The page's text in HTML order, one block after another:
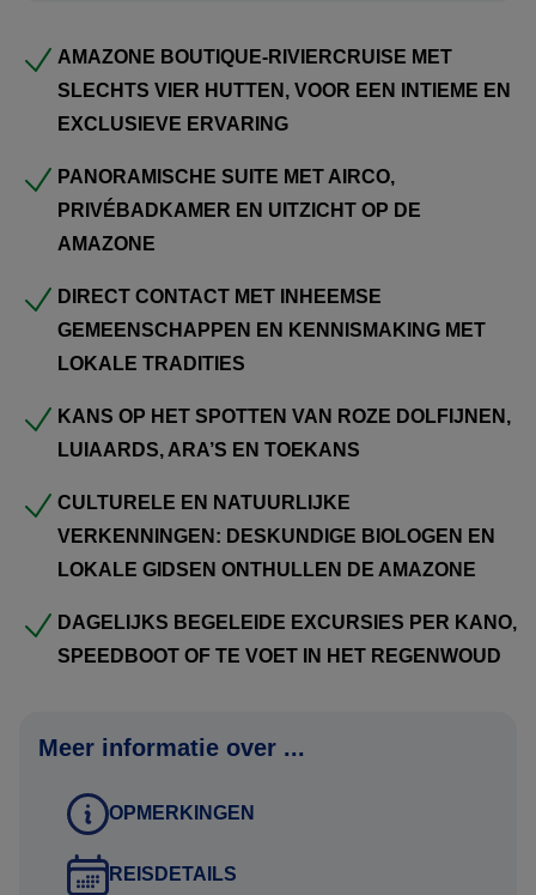
gemeenschappen, en bewonder roze rivierdolfijnen,
luiaards en exotische vogels – onder begeleiding van
deskundige natuurgidsen.
De Manakin staat garant voor een duurzame en intieme
reisbeleving, waarbij avontuur en comfort naadloos
samenkomen. Ideaal voor koppels, families of
vriendengroepen die de Amazone op superieure wijze
willen ontdekken.
Voor degenen die ultieme exclusiviteit zoeken, of ze nu in
Amazone-rivierboot biedt een exclusieve ontsnapping om
het Amazone-regenwoud te verkennen. Met een
toegewijde bemanning die aan elke behoefte voldoet,
kunnen activiteiten precies op de wensen van de groep
worden afgestemd. De Manakin is met opzet modulair
hutten worden omgebouwd om tot 4 bedden te bieden,
personen te accommoderen.
Boekingsprocedure:
AMAZONE BOUTIQUE-RIVIERCRUISE MET
SLECHTS VIER HUTTEN, VOOR EEN INTIEME EN
EXCLUSIEVE ERVARING
PANORAMISCHE SUITE MET AIRCO,
PRIVÉBADKAMER EN UITZICHT OP DE
AMAZONE
DIRECT CONTACT MET INHEEMSE
GEMEENSCHAPPEN EN KENNISMAKING MET
LOKALE TRADITIES
KANS OP HET SPOTTEN VAN ROZE DOLFIJNEN,
LUIAARDS, ARA’S EN TOEKANS
CULTURELE EN NATUURLIJKE
VERKENNINGEN: DESKUNDIGE BIOLOGEN EN
LOKALE GIDSEN ONTHULLEN DE AMAZONE
DAGELIJKS BEGELEIDE EXCURSIES PER KANO,
SPEEDBOOT OF TE VOET IN HET REGENWOUD
Meer informatie over ...
OPMERKINGEN
REISDETAILS